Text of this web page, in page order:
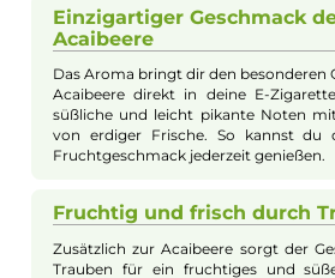
Beschreibung
Dampflion -
Longfill Aroma
Im Online Shop erhältst du mit
saftigen Trauben und einem
süßlich-pikante und leicht erdige
auf eine harmonische Fruchtsüße